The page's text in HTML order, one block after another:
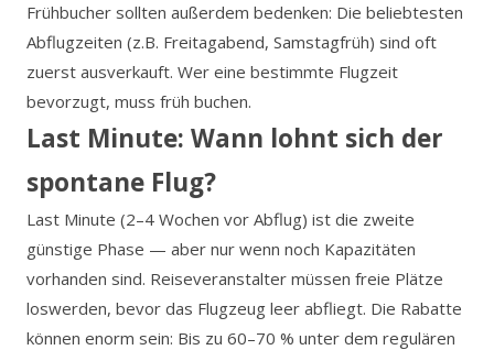
Frühbucher sollten außerdem bedenken: Die beliebtesten
Abflugzeiten (z.B. Freitagabend, Samstagfrüh) sind oft
zuerst ausverkauft. Wer eine bestimmte Flugzeit
bevorzugt, muss früh buchen.
Last Minute: Wann lohnt sich der
spontane Flug?
Last Minute (2–4 Wochen vor Abflug) ist die zweite
günstige Phase — aber nur wenn noch Kapazitäten
vorhanden sind. Reiseveranstalter müssen freie Plätze
loswerden, bevor das Flugzeug leer abfliegt. Die Rabatte
können enorm sein: Bis zu 60–70 % unter dem regulären